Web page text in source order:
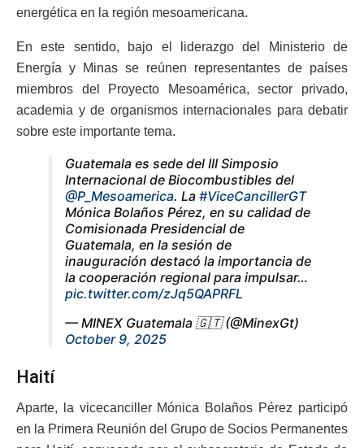
energética en la región mesoamericana.
En este sentido, bajo el liderazgo del Ministerio de
Energía y Minas se reúnen representantes de países
miembros del Proyecto Mesoamérica, sector privado,
academia y de organismos internacionales para debatir
sobre este importante tema.
Guatemala es sede del III Simposio
Internacional de Biocombustibles del
@P_Mesoamerica. La #ViceCancillerGT
Mónica Bolaños Pérez, en su calidad de
Comisionada Presidencial de
Guatemala, en la sesión de
inauguración destacó la importancia de
la cooperación regional para impulsar…
pic.twitter.com/zJq5QAPRFL
— MINEX Guatemala 🇬🇹 (@MinexGt)
October 9, 2025
Haití
Aparte, la vicecanciller Mónica Bolaños Pérez participó
en la Primera Reunión del Grupo de Socios Permanentes